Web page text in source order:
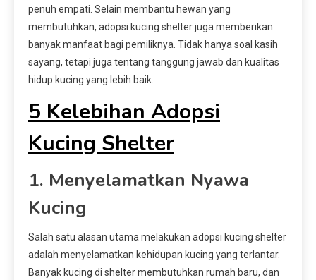
penuh empati. Selain membantu hewan yang
membutuhkan, adopsi kucing shelter juga memberikan
banyak manfaat bagi pemiliknya. Tidak hanya soal kasih
sayang, tetapi juga tentang tanggung jawab dan kualitas
hidup kucing yang lebih baik.
5 Kelebihan Adopsi
Kucing Shelter
1. Menyelamatkan Nyawa
Kucing
Salah satu alasan utama melakukan adopsi kucing shelter
adalah menyelamatkan kehidupan kucing yang terlantar.
Banyak kucing di shelter membutuhkan rumah baru, dan